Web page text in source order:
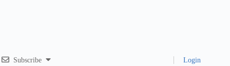
Subscribe Login